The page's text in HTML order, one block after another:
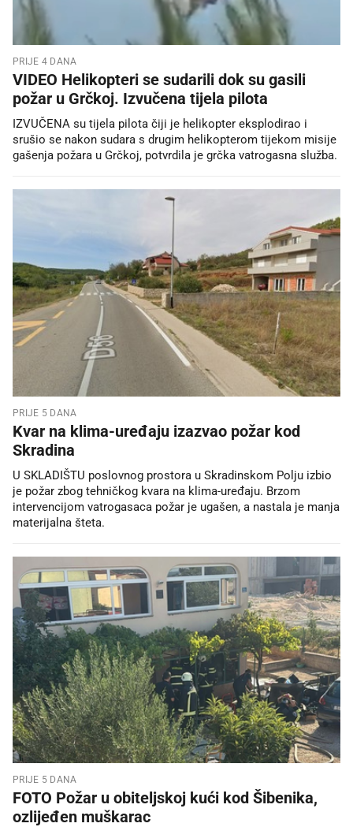
PRIJE 4 DANA
VIDEO Helikopteri se sudarili dok su gasili
požar u Grčkoj. Izvučena tijela pilota
IZVUČENA su tijela pilota čiji je helikopter eksplodirao i
srušio se nakon sudara s drugim helikopterom tijekom misije
gašenja požara u Grčkoj, potvrdila je grčka vatrogasna služba.
PRIJE 5 DANA
Kvar na klima-uređaju izazvao požar kod
Skradina
U SKLADIŠTU poslovnog prostora u Skradinskom Polju izbio
je požar zbog tehničkog kvara na klima-uređaju. Brzom
intervencijom vatrogasaca požar je ugašen, a nastala je manja
materijalna šteta.
PRIJE 5 DANA
FOTO Požar u obiteljskoj kući kod Šibenika,
ozlijeđen muškarac